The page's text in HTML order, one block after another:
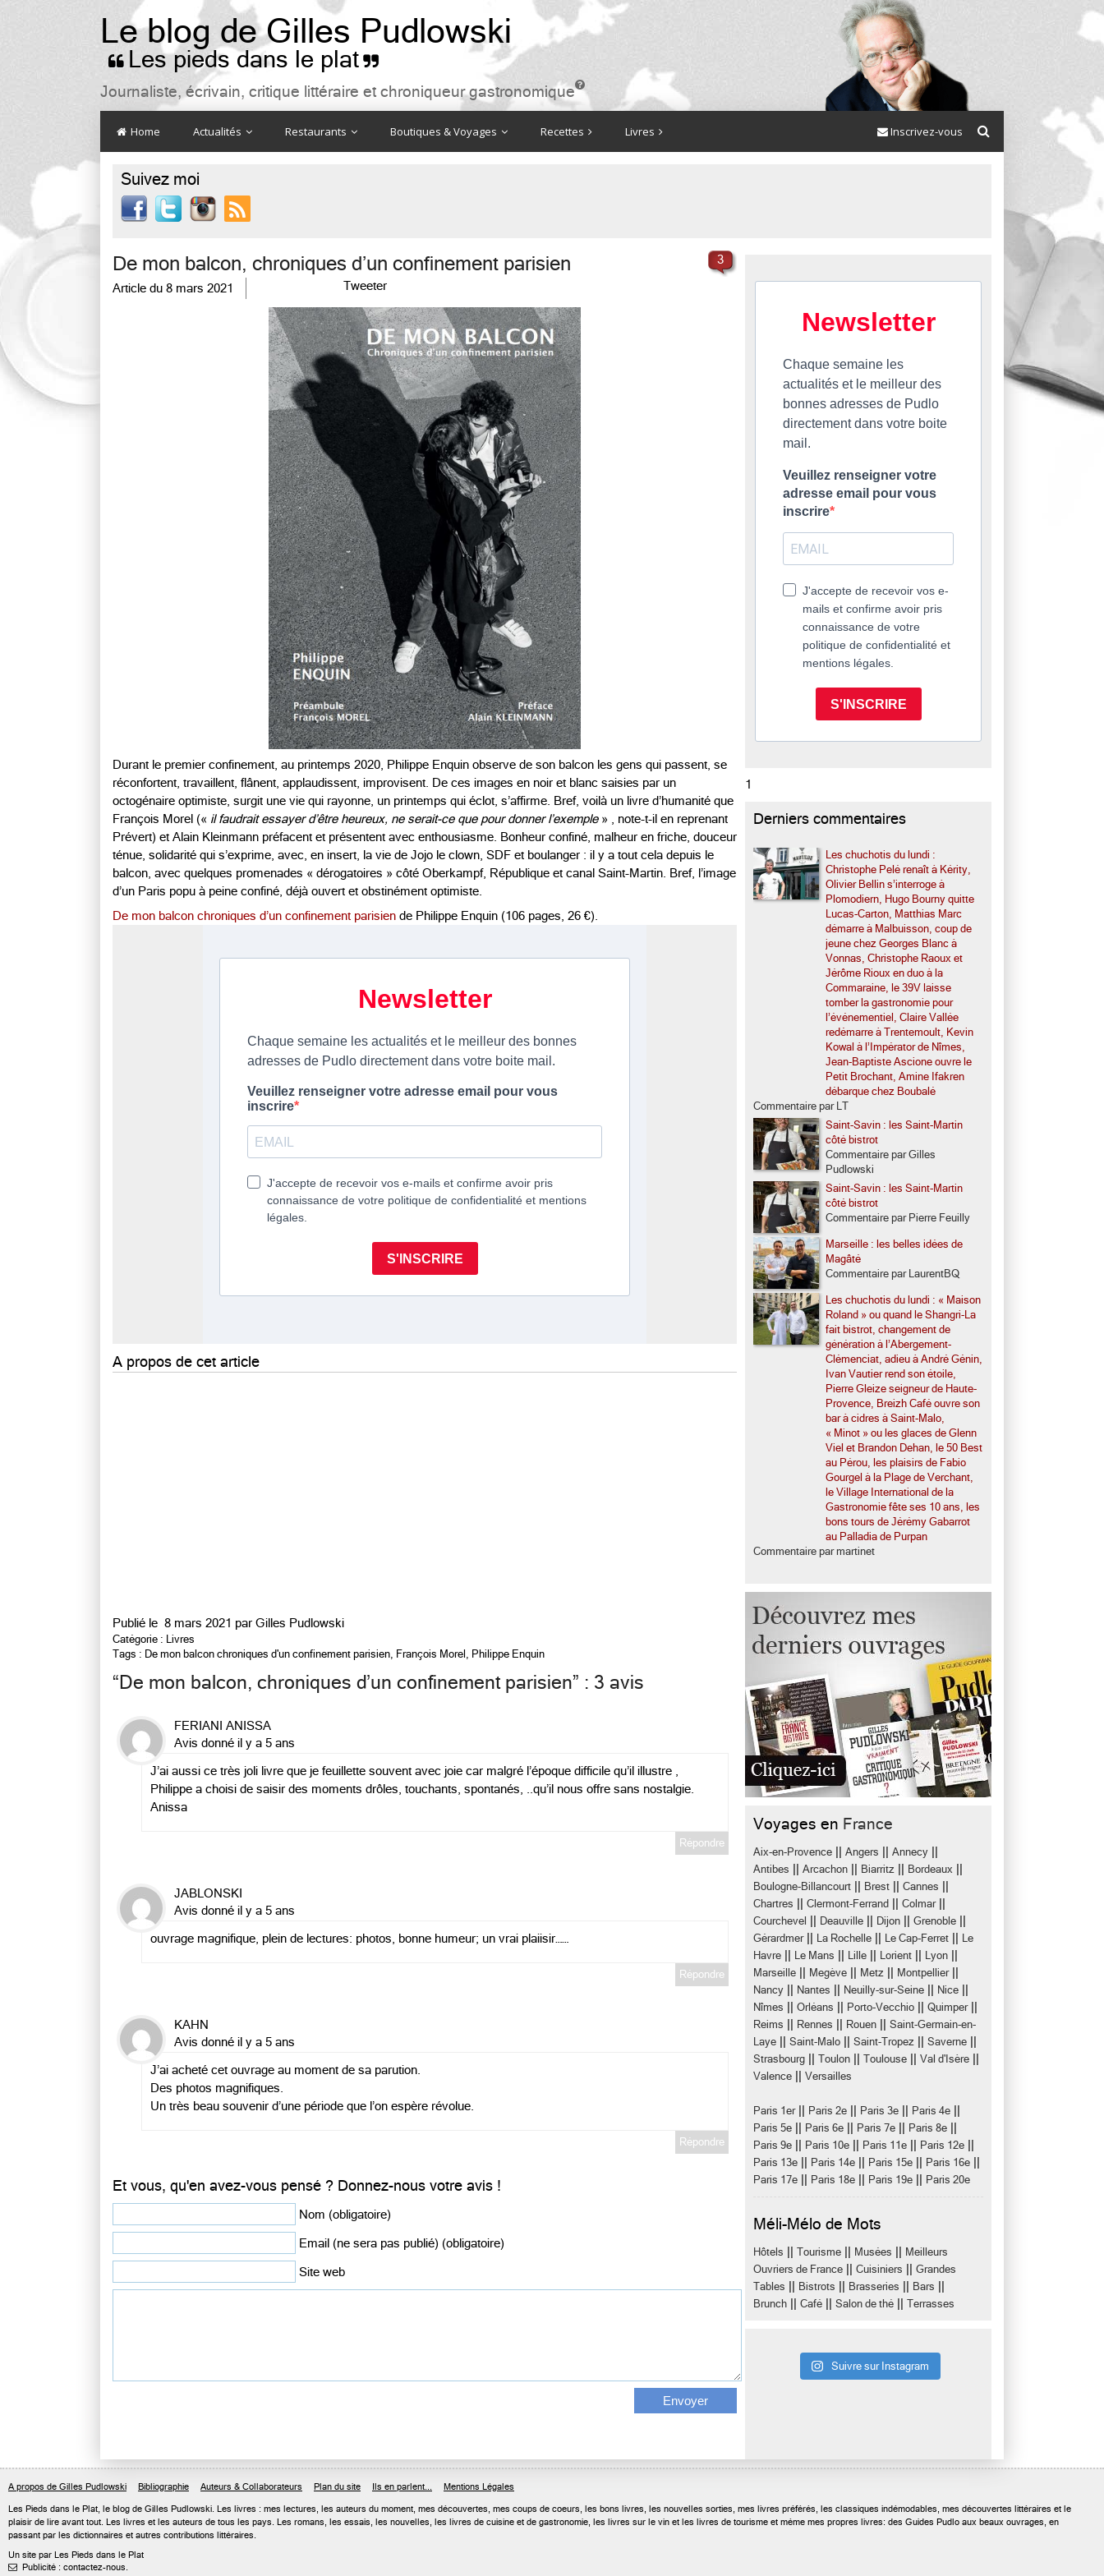
Le blog de Gilles Pudlowski
 Les pieds dans le plat 
Journaliste, écrivain, critique littéraire et chroniqueur gastronomique

Home Actualités Restaurants Boutiques & Voyages Recettes Livres Inscrivez-vous
Suivez moi

3
De mon balcon, chroniques d’un confinement parisien
Article du 8 mars 2021 Tweeter
Durant le premier confinement, au printemps 2020, Philippe Enquin observe de son balcon les gens qui passent, se
réconfortent, travaillent, flânent, applaudissent, improvisent. De ces images en noir et blanc saisies par un
octogénaire optimiste, surgit une vie qui rayonne, un printemps qui éclot, s’affirme. Bref, voilà un livre d’humanité que
François Morel (« il faudrait essayer d’être heureux, ne serait-ce que pour donner l’exemple» , note-t-il en reprenant
Prévert) et Alain Kleinmann préfacent et présentent avec enthousiasme. Bonheur confiné, malheur en friche, douceur
ténue, solidarité qui s’exprime, avec, en insert, la vie de Jojo le clown, SDF et boulanger : il y a tout cela depuis le
balcon, avec quelques promenades « dérogatoires » côté Oberkampf, République et canal Saint-Martin. Bref, l’image
d’un Paris popu à peine confiné, déjà ouvert et obstinément optimiste.
De mon balcon chroniques d’un confinement parisien de Philippe Enquin (106 pages, 26 €).
A propos de cet article
Publié le 8 mars 2021 par Gilles Pudlowski
Catégorie : Livres
Tags : De mon balcon chroniques d'un confinement parisien, François Morel , Philippe Enquin
“ De mon balcon, chroniques d’un confinement parisien” : 3 avis
FERIANI ANISSA
Avis donné il y a 5 ans
J’ai aussi ce très joli livre que je feuillette souvent avec joie car malgré l’époque difficile qu’il illustre ,
Philippe a choisi de saisir des moments drôles, touchants, spontanés, ..qu’il nous offre sans nostalgie.
Anissa
Répondre
JABLONSKI
Avis donné il y a 5 ans
ouvrage magnifique, plein de lectures: photos, bonne humeur; un vrai plaiisir……
Répondre
KAHN
Avis donné il y a 5 ans
J’ai acheté cet ouvrage au moment de sa parution.
Des photos magnifiques.
Un très beau souvenir d’une période que l’on espère révolue.
Répondre
Et vous, qu'en avez-vous pensé ? Donnez-nous votre avis !
Nom (obligatoire)
Email (ne sera pas publié) (obligatoire)
Site web
Newsletter
Chaque semaine les
actualités et le meilleur des
bonnes adresses de Pudlo
directement dans votre boite
mail.
Veuillez renseigner votre
adresse email pour vous
inscrire
J'accepte de recevoir vos e-
mails et confirme avoir pris
connaissance de votre
politique de confidentialité et
mentions légales.
S'INSCRIRE
1
Derniers commentaires
Les chuchotis du lundi :
Christophe Pelé renaît à Kérity,
Olivier Bellin s’interroge à
Plomodiern, Hugo Bourny quitte
Lucas-Carton, Matthias Marc
démarre à Malbuisson, coup de
jeune chez Georges Blanc à
Vonnas, Christophe Raoux et
Jérôme Rioux en duo à la
Commaraine, le 39V laisse
tomber la gastronomie pour
l’événementiel, Claire Vallée
redémarre à Trentemoult, Kevin
Kowal à l’Impérator de Nîmes,
Jean-Baptiste Ascione ouvre le
Petit Brochant, Amine Ifakren
débarque chez Boubalé
Commentaire par LT
Saint-Savin : les Saint-Martin
côté bistrot
Commentaire par Gilles
Pudlowski
Saint-Savin : les Saint-Martin
côté bistrot
Commentaire par Pierre Feuilly
Marseille : les belles idées de
Magâté
Commentaire par LaurentBQ
Les chuchotis du lundi : « Maison
Roland » ou quand le Shangri-La
fait bistrot, changement de
génération à l’Abergement-
Clémenciat, adieu à André Génin,
Ivan Vautier rend son étoile,
Pierre Gleize seigneur de Haute-
Provence, Breizh Café ouvre son
bar à cidres à Saint-Malo,
« Minot » ou les glaces de Glenn
Viel et Brandon Dehan, le 50 Best
au Pérou, les plaisirs de Fabio
Gourgel à la Plage de Verchant,
le Village International de la
Gastronomie fête ses 10 ans, les
bons tours de Jérémy Gabarrot
au Palladia de Purpan
Commentaire par martinet
Voyages en France
Aix-en-Provence Angers Annecy
Antibes Arcachon Biarritz Bordeaux
Boulogne-Billancourt Brest Cannes
Chartres Clermont-Ferrand Colmar||
Courchevel Deauville Dijon Grenoble
Gérardmer|| La Rochelle Le Cap-Ferret
Le
Havre
Le Mans Lille Lorient Lyon
Marseille Megève Metz Montpellier||
Nancy Nantes Neuilly-sur-Seine Nice
Nîmes Orléans Porto-Vecchio Quimper||
Reims Rennes Rouen
Saint-Germain-en-
Laye
Saint-Malo Saint-Tropez Saverne
Strasbourg Toulon Toulouse Val d'Isère
Valence Versailles
Paris 1er|| Paris 2e Paris 3e Paris 4e
Paris 5e Paris 6e Paris 7e Paris 8e
Paris 9e Paris 10e Paris 11e Paris 12e
Paris 13e Paris 14e Paris 15e Paris 16e
Paris 17e Paris 18e Paris 19e Paris 20e
Méli-Mélo de Mots
Hôtels Tourisme Musées
Meilleurs
Ouvriers de France
Cuisiniers
Grandes
Tables
Bistrots Brasseries Bars
Brunch Café Salon de thé Terrasses
Suivre sur Instagram
A propos de Gilles Pudlowski Bibliographie Auteurs & Collaborateurs Plan du site Ils en parlent... Mentions Légales
Les Pieds dans le Plat, le blog de Gilles Pudlowski. Les livres : mes lectures, les auteurs du moment, mes découvertes, mes coups de coeurs, les bons livres, les nouvelles sorties, mes livres préférés, les classiques indémodables, mes découvertes littéraires et le
plaisir de lire avant tout. Les livres et les auteurs de tous les pays. Les romans, les essais, les nouvelles, les livres de cuisine et de gastronomie, les livres sur le vin et les livres de tourisme et méme mes propres livres: des Guides Pudlo aux beaux ouvrages, en
passant par les dictionnaires et autres contributions littéraires.
Un site par Les Pieds dans le Plat
 Publicité : contactez-nous.